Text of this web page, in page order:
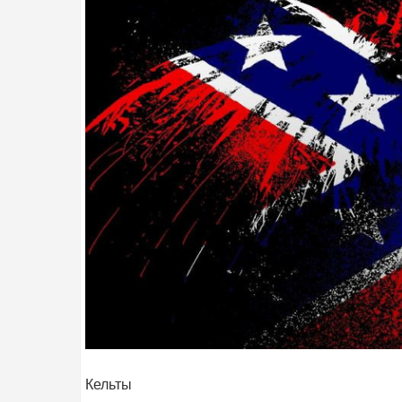
Кельты